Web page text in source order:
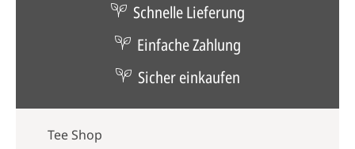
Schnelle Lieferung
Einfache Zahlung
Sicher einkaufen
Tee Shop